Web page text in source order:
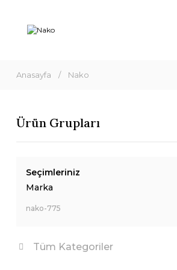
Anasayfa Nako
Ürün Grupları
Seçimleriniz
Marka
nako-775
Tüm Kategoriler